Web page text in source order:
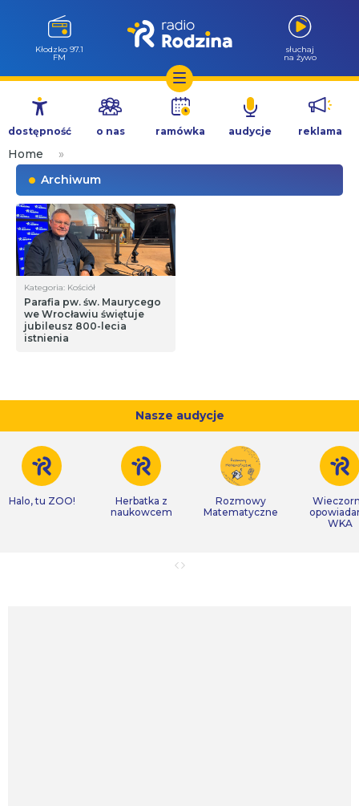
Przejdź
treści
Kłodzko 97.1
FM
słuchaj
na żywo
dostępność o nas ramówka audycje reklama
Home
»
Archiwum
Kategoria: Kościół
Parafia pw. św. Maurycego
we Wrocławiu świętuje
jubileusz 800-lecia
istnienia
Nasze audycje
Halo, tu ZOO!
Herbatka z
naukowcem
Rozmowy
Matematyczne
WKA